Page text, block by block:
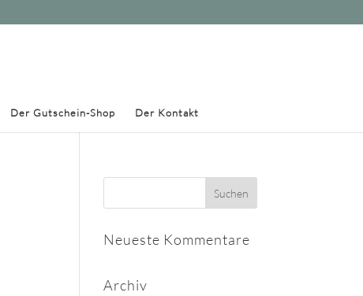
Der Gutschein-Shop Der Kontakt
Neueste Kommentare
Archiv